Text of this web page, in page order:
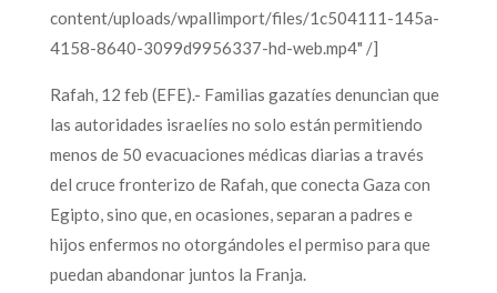
content/uploads/wpallimport/files/1c504111-145a-
4158-8640-3099d9956337-hd-web.mp4" /]
Rafah, 12 feb (EFE).- Familias gazatíes denuncian que
las autoridades israelíes no solo están permitiendo
menos de 50 evacuaciones médicas diarias a través
del cruce fronterizo de Rafah, que conecta Gaza con
Egipto, sino que, en ocasiones, separan a padres e
hijos enfermos no otorgándoles el permiso para que
puedan abandonar juntos la Franja.